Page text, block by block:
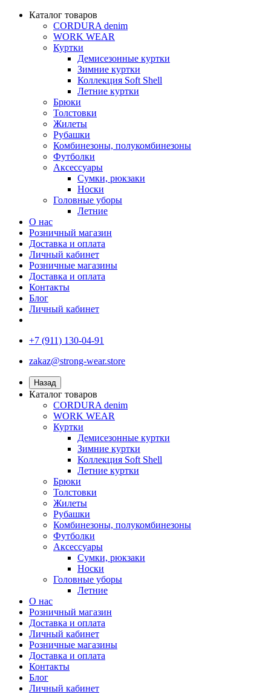
Каталог товаров
CORDURA denim
WORK WEAR
Куртки
Демисезонные куртки
Зимние куртки
Коллекция Soft Shell
Летние куртки
Брюки
Толстовки
Жилеты
Рубашки
Комбинезоны, полукомбинезоны
Футболки
Аксессуары
Сумки, рюкзаки
Носки
Головные уборы
Летние
О нас
Розничный магазин
Доставка и оплата
Личный кабинет
Розничные магазины
Доставка и оплата
Контакты
Блог
Личный кабинет
+7 (911) 130-04-91
zakaz@strong-wear.store
Назад
Каталог товаров
CORDURA denim
WORK WEAR
Куртки
Демисезонные куртки
Зимние куртки
Коллекция Soft Shell
Летние куртки
Брюки
Толстовки
Жилеты
Рубашки
Комбинезоны, полукомбинезоны
Футболки
Аксессуары
Сумки, рюкзаки
Носки
Головные уборы
Летние
О нас
Розничный магазин
Доставка и оплата
Личный кабинет
Розничные магазины
Доставка и оплата
Контакты
Блог
Личный кабинет